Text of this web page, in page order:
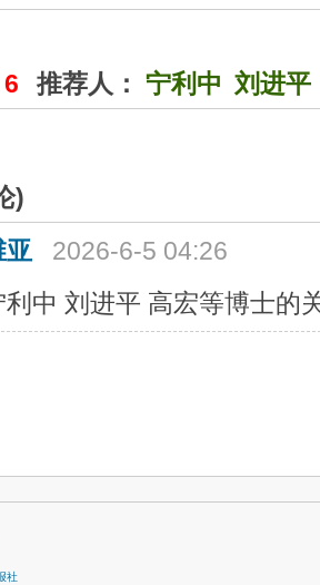
6 推荐人： 宁利中 刘进平
)
亚
2026-6-5 04:26
利中 刘进平 高宏等博士的
社